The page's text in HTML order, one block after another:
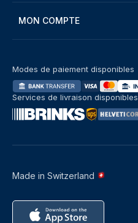
MON COMPTE
Made in Switzerland
Modes de paiement disponibles
Services de livraison disponibles